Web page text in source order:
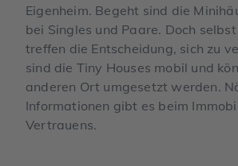
Eigenheim. Begeht sind die
bei Singles und Paare. Doch
treffen die Entscheidung, sich zu
sind die Tiny Houses mobil und
anderen Ort umgesetzt werden.
Informationen gibt es beim
Vertrauens.